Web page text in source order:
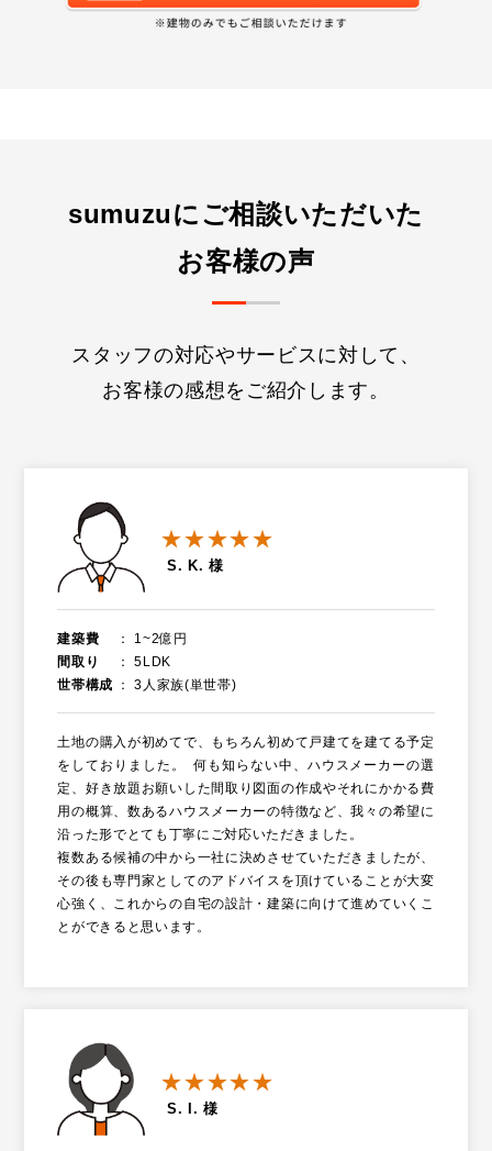
sumuzuにご相談いただいた
お客様の声
スタッフの対応やサービスに対して、
お客様の感想をご紹介します。
★★★★★
S. K. 様
建築費
1~2億円
間取り
5LDK
世帯構成
3人家族(単世帯)
土地の購入が初めてで、もちろん初めて戸建てを建てる予定
をしておりました。 何も知らない中、ハウスメーカーの選
定、好き放題お願いした間取り図面の作成やそれにかかる費
用の概算、数あるハウスメーカーの特徴など、我々の希望に
沿った形でとても丁寧にご対応いただきました。
複数ある候補の中から一社に決めさせていただきましたが、
その後も専門家としてのアドバイスを頂けていることが大変
心強く、これからの自宅の設計・建築に向けて進めていくこ
とができると思います。
★★★★★
S. I. 様